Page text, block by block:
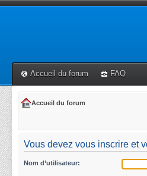
Accueil du forum FAQ
Accueil du forum
Vous devez vous inscrire et
Nom d’utilisateur: